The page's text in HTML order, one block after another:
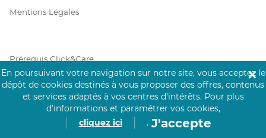
Mentions Légales
Prérequis Click&Care
Protection des Données
En poursuivant votre navigation sur notre site, vous acceptez le
dépôt de cookies destinés à vous proposer des offres, contenus
et services adaptés à vos centres d’intérêts. Pour plus
d’informations et paramétrer vos cookies,
cliquez ici
. J'accepte
✕